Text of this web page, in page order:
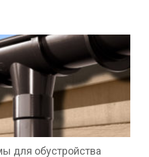
для обустройства